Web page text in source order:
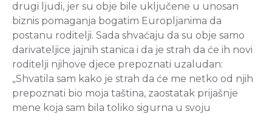
drugi ljudi, jer su obje bile uključene u unosan
biznis pomaganja bogatim Europljanima da
postanu roditelji. Sada shvaćaju da su obje samo
darivateljice jajnih stanica i da je strah da će ih novi
roditelji njihove djece prepoznati uzaludan:
„Shvatila sam kako je strah da će me netko od njih
prepoznati bio moja taština, zaostatak prijašnje
mene koja sam bila toliko sigurna u svoju